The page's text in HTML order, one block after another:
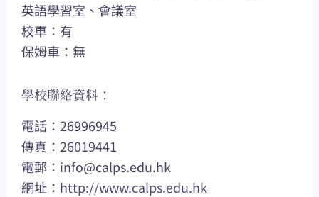
英語學習室、會議室
校車：有
保姆車：無
學校聯絡資料：
電話：26996945
傳真：26019441
電郵： info@calps.edu.hk
網址： http://www.calps.edu.hk